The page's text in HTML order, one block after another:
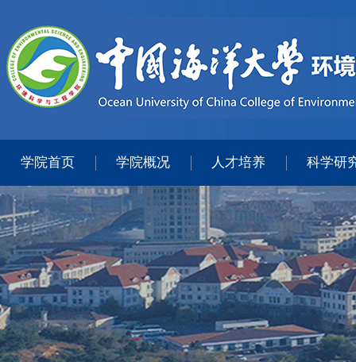
学院首页 学院概况 人才培养 科学研